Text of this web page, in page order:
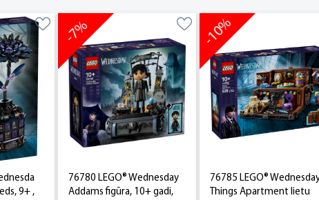
9+ ,
76780 LEGO® Wednesday
Addams figūra, 10+ gadi,
-7%
76785 LEGO®
Things Apartment lietu
-10%